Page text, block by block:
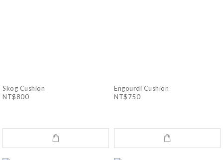
Skog Cushion
NT$800
Engourdi Cushion
NT$750